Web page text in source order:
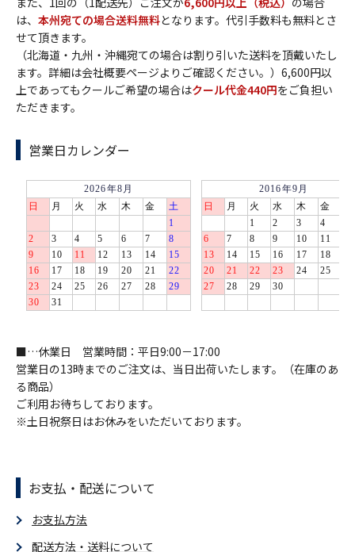
は、 本州宛ての場合送料無料となります。代引手数料も無料とさ
せて頂きます。
（北海道・九州・沖縄宛ての場合は割り引いた送料を頂戴いたし
ます。詳細は会社概要ページよりご確認ください。）6,600円以
上であってもクールご希望の場合はクール代金440円をご負担い
ただきます。
営業日カレンダー
■…休業日 営業時間：平日9:00－17:00
営業日の13時までのご注文は、当日出荷いたします。（在庫のあ
る商品）
ご利用お待ちしております。
※土日祝祭日はお休みをいただいております。
お支払・配送について
お支払方法
配送方法・送料について